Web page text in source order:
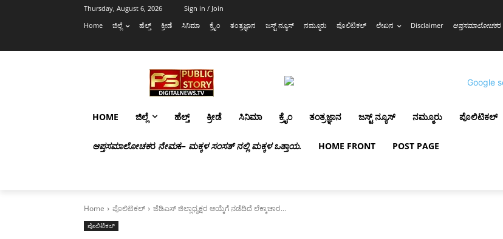
Thursday, August 6, 2026
Sign in / Join
Home
ಜಿಲ್ಲೆ ಹೆಲ್ತ್ ಕ್ರೀಡೆ ಸಿನಿಮಾ ಕ್ರೈಂ ತಂತ್ರಜ್ಞಾನ ಜಸ್ಟ್ ನ್ಯೂಸ್ ನಮ್ಮೂರು ಪೊಲಿಟಿಕಲ್ ಲೇಖನ Disclaimer ಆಪ್ತಸಮಾಲೋಚಕರ
HOME ಜಿಲ್ಲೆ ಹೆಲ್ತ್ ಕ್ರೀಡೆ ಸಿನಿಮಾ ಕ್ರೈಂ ತಂತ್ರಜ್ಞಾನ ಜಸ್ಟ್ ನ್ಯೂಸ್ ನಮ್ಮೂರು ಪೊಲಿಟಿಕಲ್
ಆಪ್ತಸಮಾಲೋಚಕರ ನೇಮಕ– ಮಕ್ಕಳ ಸಂಸತ್ ನಲ್ಲಿ ಮಕ್ಕಳ ಒತ್ತಾಯ. HOME FRONT POST PAGE
Home ಪೊಲಿಟಿಕಲ್ ಜೆಡಿಎಸ್ ಜಿಲ್ಲಾಧ್ಯಕ್ಷರ ಆಯ್ಕೆಗೆ ನಡೆದಿದೆ ಲೆಕ್ಕಾಚಾರ...
ಪೊಲಿಟಿಕಲ್